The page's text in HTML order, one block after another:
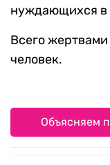
нуждающихся в
Всего
человек.
Объясняем